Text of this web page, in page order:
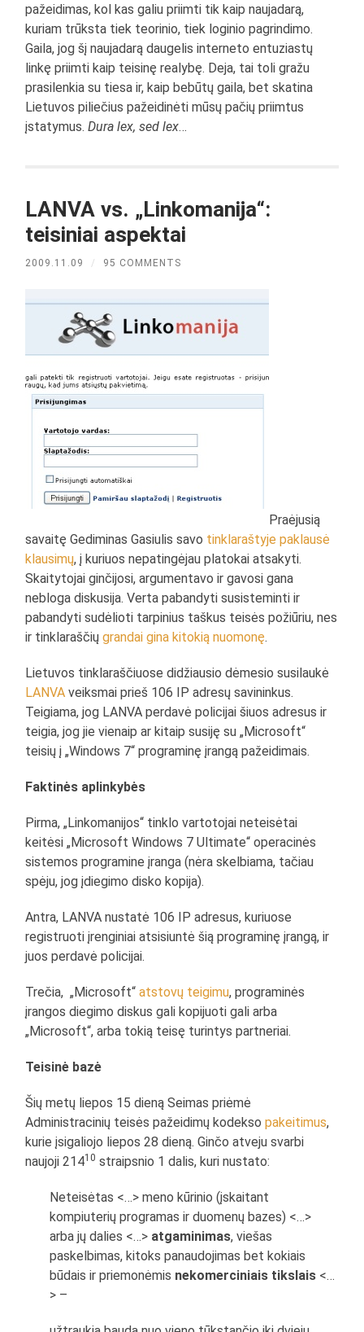
pažeidimas, kol kas galiu priimti tik kaip naujadarą,
kuriam trūksta tiek teorinio, tiek loginio pagrindimo.
Gaila, jog šį naujadarą daugelis interneto entuziastų
linkę priimti kaip teisinę realybę. Deja, tai toli gražu
prasilenkia su tiesa ir, kaip bebūtų gaila, bet skatina
Lietuvos piliečius pažeidinėti mūsų pačių priimtus
įstatymus.Dura lex, sed lex…
LANVA vs. „Linkomanija“:
teisiniai aspektai
2009.11.09 / 95 COMMENTS
Praėjusią
savaitę Gediminas Gasiulis savo tinklaraštyje paklausė
klausimų, į kuriuos nepatingėjau platokai atsakyti.
Skaitytojai ginčijosi, argumentavo ir gavosi gana
nebloga diskusija. Verta pabandyti susisteminti ir
pabandyti sudėlioti tarpinius taškus teisės požiūriu, nes
ir tinklaraščiųgrandai gina kitokią nuomonę.
Lietuvos tinklaraščiuose didžiausio dėmesio susilaukė
LANVA veiksmai prieš 106 IP adresų savininkus.
Teigiama, jog LANVA perdavė policijai šiuos adresus ir
teigia, jog jie vienaip ar kitaip susiję su „Microsoft“
teisių į „Windows 7“ programinę įrangą pažeidimais.
Faktinės aplinkybės
Pirma, „Linkomanijos“ tinklo vartotojai neteisėtai
keitėsi „Microsoft Windows 7 Ultimate“ operacinės
sistemos programine įranga (nėra skelbiama, tačiau
spėju, jog įdiegimo disko kopija).
Antra, LANVA nustatė 106 IP adresus, kuriuose
registruoti įrenginiai atsisiuntė šią programinę įrangą, ir
juos perdavė policijai.
Trečia, „Microsoft“atstovų teigimu, programinės
įrangos diegimo diskus gali kopijuoti gali arba
„Microsoft“, arba tokią teisę turintys partneriai.
Teisinė bazė
Šių metų liepos 15 dieną Seimas priėmė
Administracinių teisės pažeidimų kodeksopakeitimus,
kurie įsigaliojo liepos 28 dieną. Ginčo atveju svarbi
naujoji 21410 straipsnio 1 dalis, kuri nustato:
Neteisėtas <…> meno kūrinio (įskaitant
kompiuterių programas ir duomenų bazes) <…>
arba jų dalies <…> atgaminimas, viešas
paskelbimas, kitoks panaudojimas bet kokiais
būdais ir priemonėmis nekomerciniais tikslais <…
> –